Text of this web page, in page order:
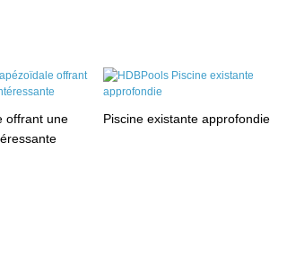
offrant une
Piscine existante approfondie